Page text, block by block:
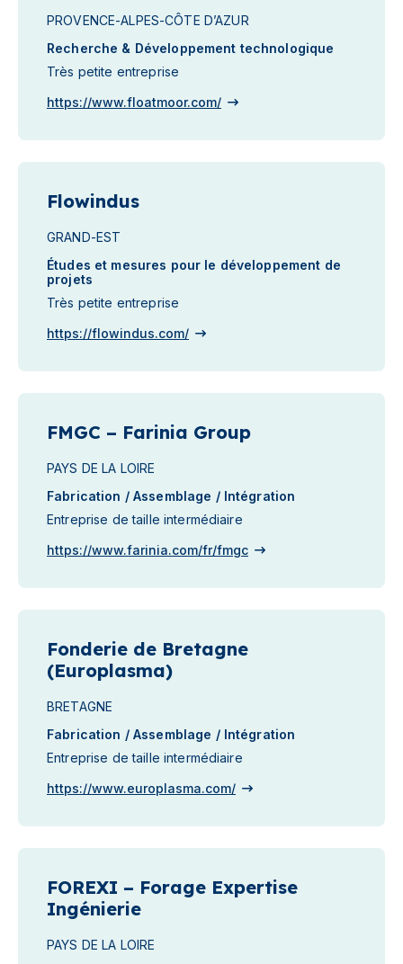
PROVENCE-ALPES-CÔTE D’AZUR
Recherche & Développement technologique
Très petite entreprise
https://www.floatmoor.com/
Flowindus
GRAND-EST
Études et mesures pour le développement de
projets
Très petite entreprise
https://flowindus.com/
FMGC – Farinia Group
PAYS DE LA LOIRE
Fabrication / Assemblage / Intégration
Entreprise de taille intermédiaire
https://www.farinia.com/fr/fmgc
Fonderie de Bretagne
(Europlasma)
BRETAGNE
Fabrication / Assemblage / Intégration
Entreprise de taille intermédiaire
https://www.europlasma.com/
FOREXI – Forage Expertise
Ingénierie
PAYS DE LA LOIRE